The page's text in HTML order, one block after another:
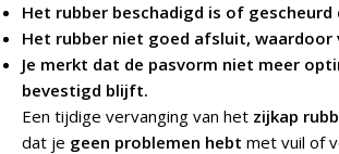
Het rubber beschadigd is of
Het rubber niet goed afsluit,
Je merkt dat de pasvorm niet meer
bevestigd blijft.
Een tijdige vervanging van het zijkap
dat je geen problemen hebt met vuil of